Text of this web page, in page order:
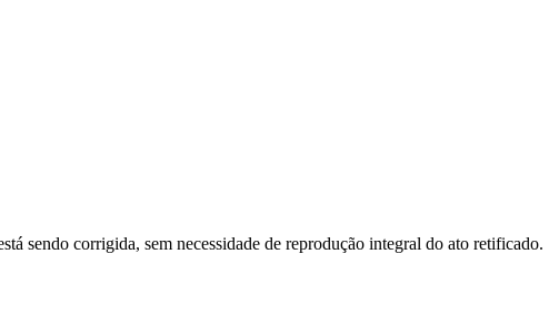
sendo corrigida, sem necessidade de reprodução integral do ato retificado.